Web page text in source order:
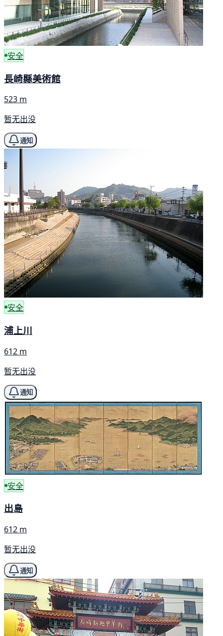
安全
長崎縣美術館
523 m
暂无出没
通知
安全
浦上川
612 m
暂无出没
通知
安全
出島
612 m
暂无出没
通知